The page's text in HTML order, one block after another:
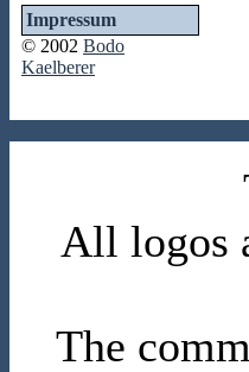
Impressum
© 2002 Bodo
Kaelberer
All logos
The